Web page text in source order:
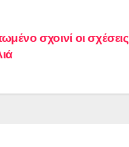
σχοινί οι σχέσεις